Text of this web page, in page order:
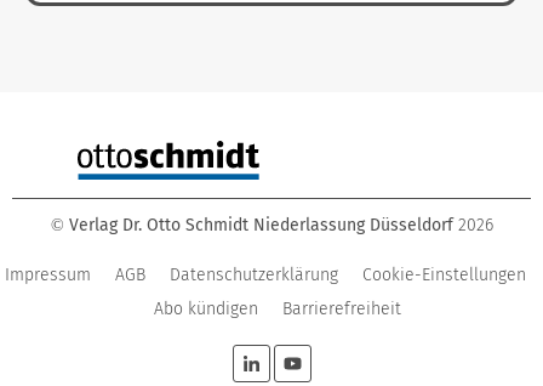
© Verlag Dr. Otto Schmidt Niederlassung Düsseldorf 2026
Impressum AGB Datenschutzerklärung
Cookie-Einstellungen
Abo kündigen
Barrierefreiheit